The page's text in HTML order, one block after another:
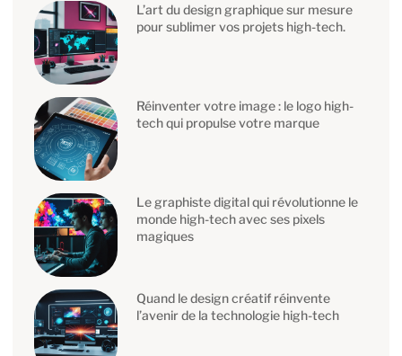
L’art du design graphique sur mesure
pour sublimer vos projets high-tech.
Réinventer votre image : le logo high-
tech qui propulse votre marque
Le graphiste digital qui révolutionne le
monde high-tech avec ses pixels
magiques
Quand le design créatif réinvente
l’avenir de la technologie high-tech